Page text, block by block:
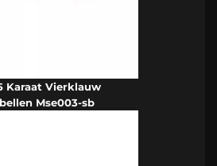
Karaat Vierklauw
Mse003-sb